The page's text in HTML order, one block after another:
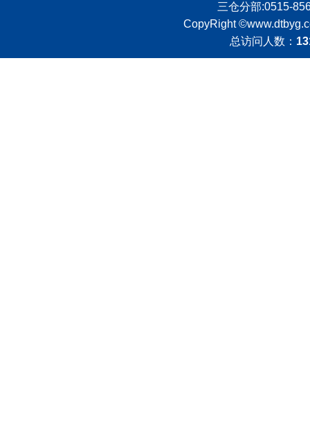
三仓分部:0515-
CopyRight ©
总访问人数：